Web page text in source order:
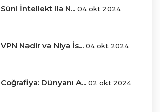
Süni İntellekt ilə N... 04 okt 2024
VPN Nədir və Niyə İs... 04 okt 2024
Coğrafiya: Dünyanı A... 02 okt 2024